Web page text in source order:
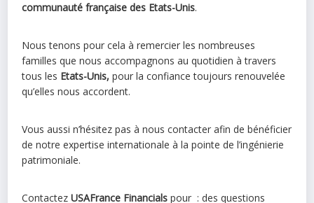
communauté française des Etats-Unis.
Nous tenons pour cela à remercier les nombreuses
familles que nous accompagnons au quotidien à travers
tous les Etats-Unis, pour la confiance toujours renouvelée
qu’elles nous accordent.
Vous aussi n’hésitez pas à nous contacter afin de bénéficier
de notre expertise internationale à la pointe de l’ingénierie
patrimoniale.
ContactezUSAFrance Financials pour : des questions